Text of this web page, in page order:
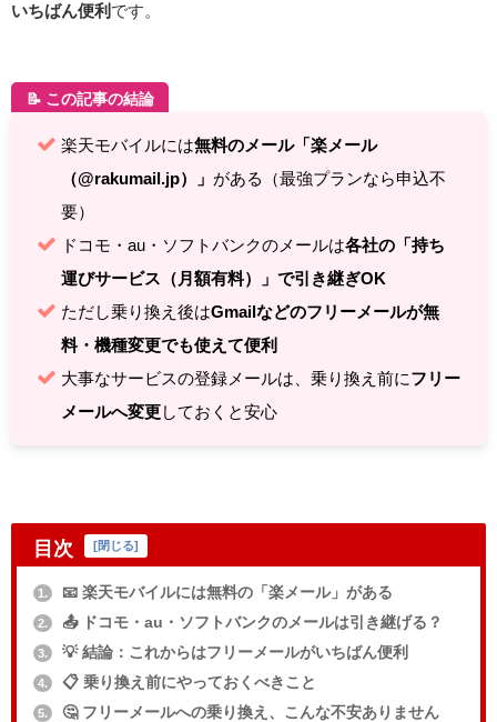
いちばん便利 です。
📝 この記事の結論
楽天モバイルには無料のメール「楽メール
（@rakumail.jp）」 がある（最強プランなら申込不
要）
ドコモ・au・ソフトバンクのメールは各社の「持ち
運びサービス（月額有料）」で引き継ぎOK
ただし乗り換え後はGmailなどのフリーメールが無
料・機種変更でも使えて便利
大事なサービスの登録メールは、乗り換え前に フリー
メールへ変更 しておくと安心
目次 閉じる
1. 📧 楽天モバイルには無料の「楽メール」がある
2. 📤 ドコモ・au・ソフトバンクのメールは引き継げる？
3. 💡 結論：これからはフリーメールがいちばん便利
4. 📋 乗り換え前にやっておくべきこと
5.
🤔 フリーメールへの乗り換え、こんな不安ありません